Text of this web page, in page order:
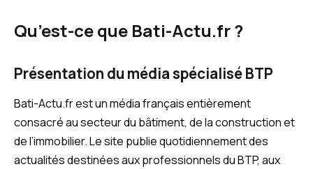
Qu’est-ce que Bati-Actu.fr ?
Présentation du média spécialisé BTP
Bati-Actu.fr est un média français entièrement
consacré au secteur du bâtiment, de la construction et
de l’immobilier. Le site publie quotidiennement des
actualités destinées aux professionnels du BTP, aux